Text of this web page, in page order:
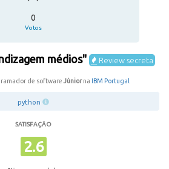
0
Votos
médios" Review secreta
de software Júniorna IBM Portugal
python
SATISFAÇÃO
2.6